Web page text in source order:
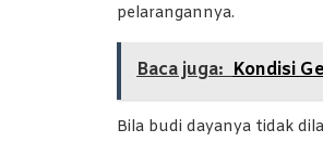
pelarangannya.
Baca juga: Kondisi
Bila budi dayanya tidak